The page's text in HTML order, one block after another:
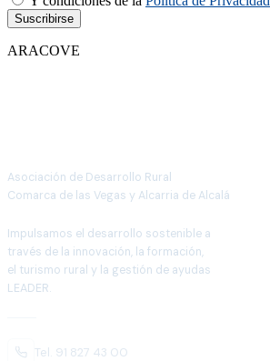
Suscribirse
ARACOVE
Asociación de Desarrollo Rural
Comarca de las Vegas y Alcarria de Alcalá
Impulsamos el desarrollo sostenible a
través de la innovación, la formación,
el turismo rural y la gestión de ayudas
LEADER.
Tel. 91 827 43 00